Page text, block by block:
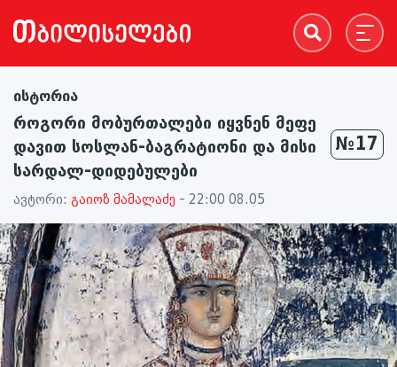
ისტორია
როგორი მობურთალები იყვნენ მეფე
დავით სოსლან-ბაგრატიონი და მისი
სარდალ-დიდებულები
№17
ავტორი: გაიოზ მამალაძე - 22:00 08.05